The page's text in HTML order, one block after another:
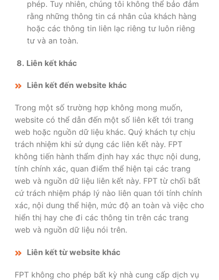
phép. Tuy nhiên, chúng tôi không thể bảo đảm
rằng những thông tin cá nhân của khách hàng
hoặc các thông tin liên lạc riêng tư luôn riêng
tư và an toàn.
8. Liên kết khác
Liên kết đến website khác
Trong một số trường hợp không mong muốn,
website có thể dẫn đến một số liên kết tới trang
web hoặc nguồn dữ liệu khác. Quý khách tự chịu
trách nhiệm khi sử dụng các liên kết này. FPT
không tiến hành thẩm định hay xác thực nội dung,
tính chính xác, quan điểm thể hiện tại các trang
web và nguồn dữ liệu liên kết này. FPT từ chối bất
cứ trách nhiệm pháp lý nào liên quan tới tính chính
xác, nội dung thể hiện, mức độ an toàn và việc cho
hiển thị hay che đi các thông tin trên các trang
web và nguồn dữ liệu nói trên.
Liên kết từ website khác
FPT không cho phép bất kỳ nhà cung cấp dịch vụ